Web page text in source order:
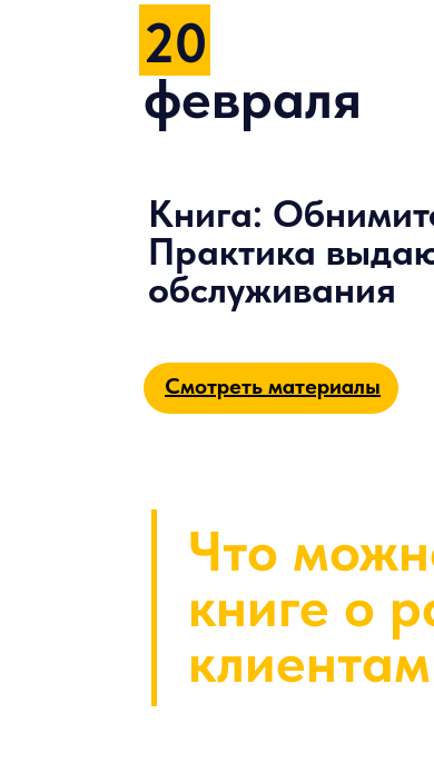
Книга:
Практика
обслуживания
Что
книге о
Смотреть материалы
20
февраля